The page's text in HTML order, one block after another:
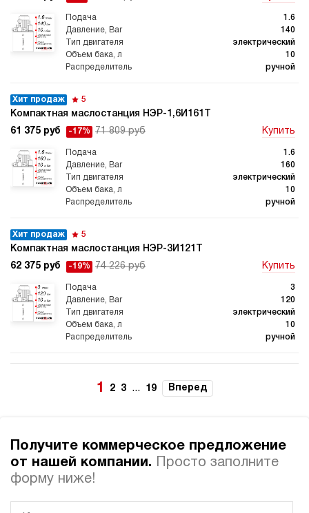
1.6
140
электрический
10
ручной
Компактная маслостанция НЭР-1,6И161Т
Хит продаж 5
61 375 руб -17% 71 809 руб Купить
1.6
160
электрический
10
ручной
Компактная маслостанция НЭР-3И121Т
Хит продаж 5
62 375 руб -19% 74 226 руб Купить
3
120
электрический
10
ручной
Компактная маслостанция НЭР-3И141Т
электрический
Хит продаж 5
1 2 3 ... 19 Вперед
Получите коммерческое предложение
от нашей компании.
Просто заполните
форму ниже!